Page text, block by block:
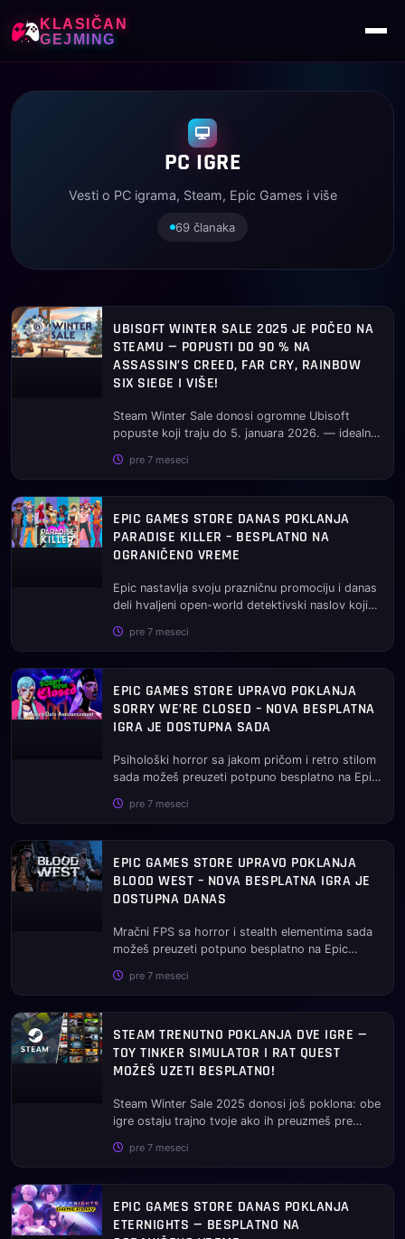
KLASIČAN
GEJMING
PC IGRE
Vesti o PC igrama, Steam, Epic Games i više
69 članaka
VESTI U KATEGORIJI PC IGRE
UBISOFT WINTER SALE 2025 JE POČEO NA
STEAMU — POPUSTI DO 90 % NA
ASSASSIN’S CREED, FAR CRY, RAINBOW
SIX SIEGE I VIŠE!
Steam Winter Sale donosi ogromne Ubisoft
popuste koji traju do 5. januara 2026. — idealno
pre 7 meseci
EPIC GAMES STORE DANAS POKLANJA
PARADISE KILLER – BESPLATNO NA
OGRANIČENO VREME
Epic nastavlja svoju prazničnu promociju i danas
deli hvaljeni open-world detektivski naslov koji
pre 7 meseci
EPIC GAMES STORE UPRAVO POKLANJA
SORRY WE’RE CLOSED – NOVA BESPLATNA
IGRA JE DOSTUPNA SADA
Psihološki horror sa jakom pričom i retro stilom
sada možeš preuzeti potpuno besplatno na Epic
pre 7 meseci
EPIC GAMES STORE UPRAVO POKLANJA
BLOOD WEST – NOVA BESPLATNA IGRA JE
DOSTUPNA DANAS
Mračni FPS sa horror i stealth elementima sada
možeš preuzeti potpuno besplatno na Epic
pre 7 meseci
STEAM TRENUTNO POKLANJA DVE IGRE —
TOY TINKER SIMULATOR I RAT QUEST
MOŽEŠ UZETI BESPLATNO!
Steam Winter Sale 2025 donosi još poklona: obe
igre ostaju trajno tvoje ako ih preuzmeš pre
pre 7 meseci
EPIC GAMES STORE DANAS POKLANJA
ETERNIGHTS — BESPLATNO NA